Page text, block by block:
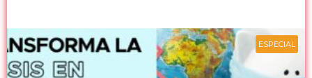
ESPECIAL